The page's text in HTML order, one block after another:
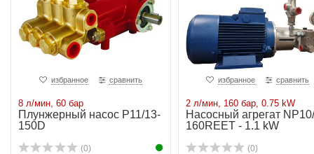
избранное сравнить
8 л/мин, 60 бар
Плунжерный насос P11/13-
150D
(0)
избранное сравнить
2 л/мин, 160 бар, 0.75 kW
Насосный агрегат
160REET - 1.1 kW
(0)